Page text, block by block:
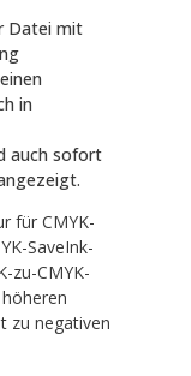
Datei mit
in
auch sofort
für CMYK-
SaveInk-
zu-CMYK-
zu negativen